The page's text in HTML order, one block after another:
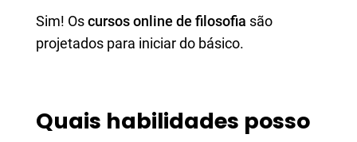
Sim! Oscursos online de filosofia são
projetados para iniciar do básico.
Quais habilidades posso